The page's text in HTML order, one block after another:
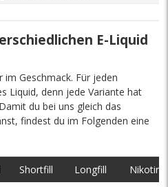
E-Liquid
im Geschmack. Für jeden
Liquid, denn jede Variante hat
du bei uns gleich das
findest du im Folgenden eine
Shortfill Longfill